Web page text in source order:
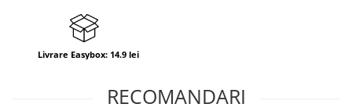
Olite tip scaunel simple
Reductoare antiderapante
Seturi cadite 86 cm
Mese de infasat Ultra Light 50x70
Sisteme de siguranta copii
Tampoane si protectii silicon
pentru san
Livrare Easybox: 14.9 lei
RECOMANDARI